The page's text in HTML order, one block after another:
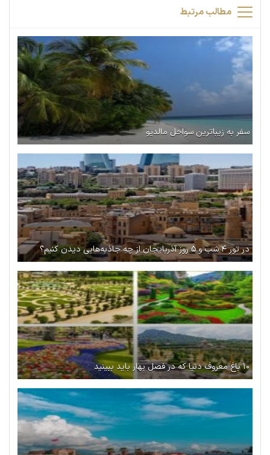
مطالب مرتبط
سفر به زیباترین سواحل مالدیو
در تور ۴ شب و ۵ روز آذربایجان از چه جاذبه‌هایی دیدن کنیم؟
۱۰ باغ معروف دنیا که در فصل بهار باید ببینید